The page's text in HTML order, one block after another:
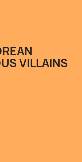
VILLAINS